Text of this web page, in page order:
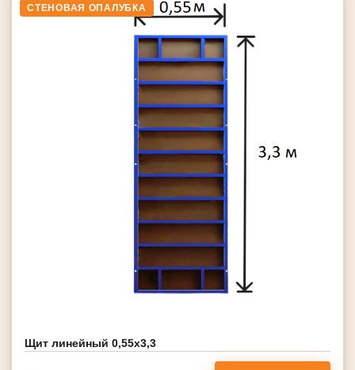
СТЕНОВАЯ ОПАЛУБКА
Щит линейный 0,55х3,3